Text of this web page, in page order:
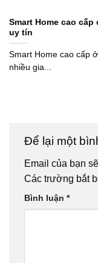
Smart Home cao
uy tín
Smart Home cao cấp
nhiều gia...
Để lại một
Email của bạn
Các trường bắt
Bình luận *